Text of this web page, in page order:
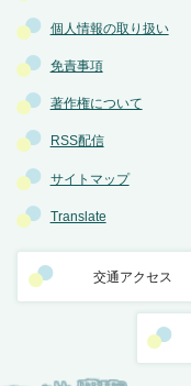
個人情報の取り扱い
免責事項
著作権について
RSS配信
サイトマップ
Translate
交通アクセス